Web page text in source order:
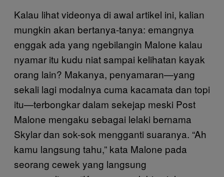
Kalau lihat videonya di awal artikel ini, kalian
mungkin akan bertanya-tanya: emangnya
enggak ada yang ngebilangin Malone kalau
nyamar itu kudu niat sampai kelihatan kayak
orang lain? Makanya, penyamaran—yang
sekali lagi modalnya cuma kacamata dan topi
itu—terbongkar dalam sekejap meski Post
Malone mengaku sebagai lelaki bernama
Skylar dan sok-sok mengganti suaranya. “Ah
kamu langsung tahu,” kata Malone pada
seorang cewek yang langsung